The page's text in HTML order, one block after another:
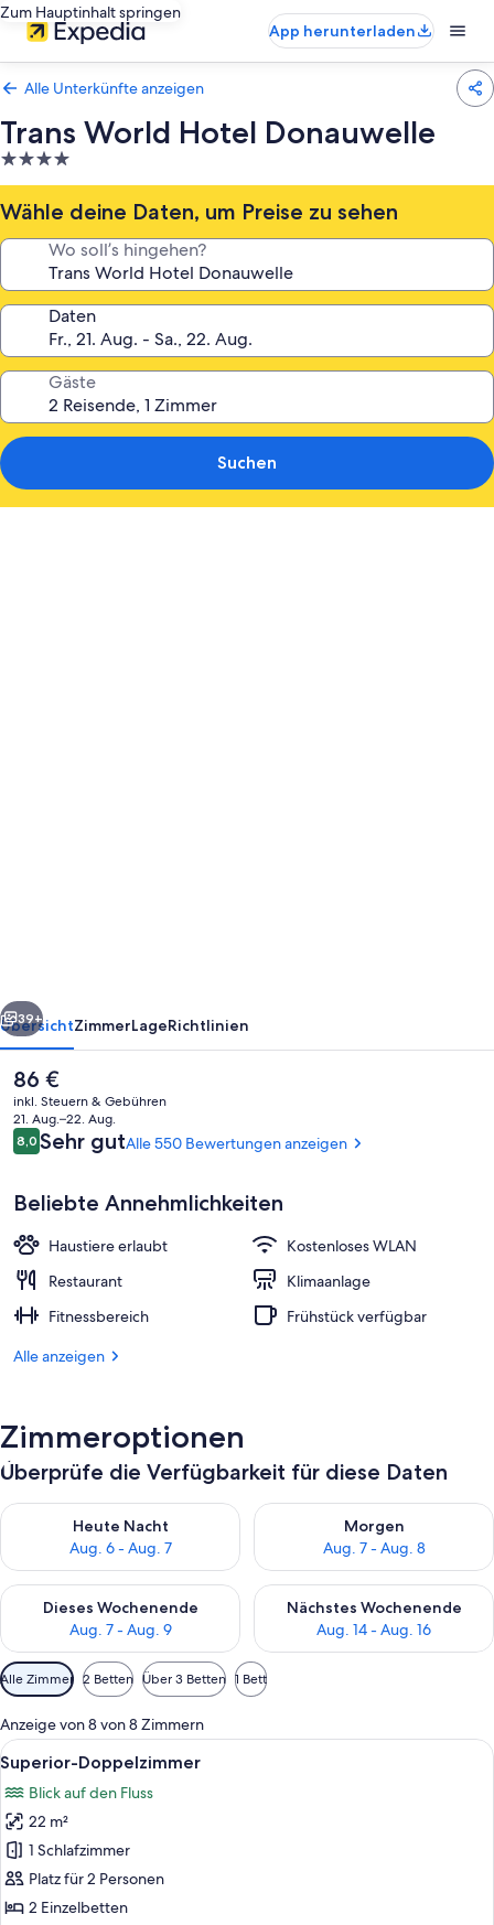
Zum Hauptinhalt springen
App herunterladen
Alle Unterkünfte anzeigen
Trans World Hotel Donauwelle
4.0-
Sterne-
Unterkunft
Wähle deine Daten, um Preise zu sehen
Wo soll’s hingehen?
Daten
Gäste
Suchen
Außenbereich
Weiter
39+
ÜbersichtZimmerLageRichtlinien
Der
aktuelle
Preis
beträgt
86 €.
86 €
inkl. Steuern & Gebühren
21. Aug.–22. Aug.
Bewertungen
8,08,0 von 10.
Sehr gutAlle 550 Bewertungen anzeigen
Beliebte Annehmlichkeiten
Haustiere erlaubt
Kostenloses WLAN
Restaurant
Klimaanlage
Fitnessbereich
Frühstück verfügbar
Alle anzeigen
Zimmeroptionen
Überprüfe die Verfügbarkeit für diese Daten
Heute Nacht
Aug. 6 - Aug. 7
Überprüfe die Verfügbarkeit für heute Nacht, Aug. 6 - Aug. 7.
Morgen
Aug. 7 - Aug. 8
Überprüfe die Verfügbarkeit
Dieses Wochenende
Aug. 7 - Aug. 9
Überprüfe die Verfügbarkeit für dieses Wochenende, Aug. 7
Nächstes Wochenende
Aug. 14 - Aug. 16
Überprüfe die Verfügbarkeit
Verfügbare
Filter
für
Zimmer
Alle Zimmer 2 Betten Über 3 Betten 1 Bett
Anzeige von 8 von 8 Zimmern
Alle
Fotos
für
Superior-
Doppelzimmer
anzeigen
Ein Hotelzimmer mit einem großen
4
Superior-Doppelzimmer
Blick auf den Fluss
22 m²
1 Schlafzimmer
Platz für 2 Personen
2 Einzelbetten